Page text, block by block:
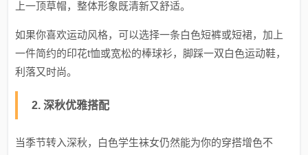
上一顶草帽，整体形象既清新又舒适。
如果你喜欢运动风格，可以选择一条白色短裤或短裙，加上
一件简约的印花t恤或宽松的棒球衫，脚踩一双白色运动鞋，
利落又时尚。
2. 深秋优雅搭配
当季节转入深秋，白色学生袜女仍然能为你的穿搭增色不